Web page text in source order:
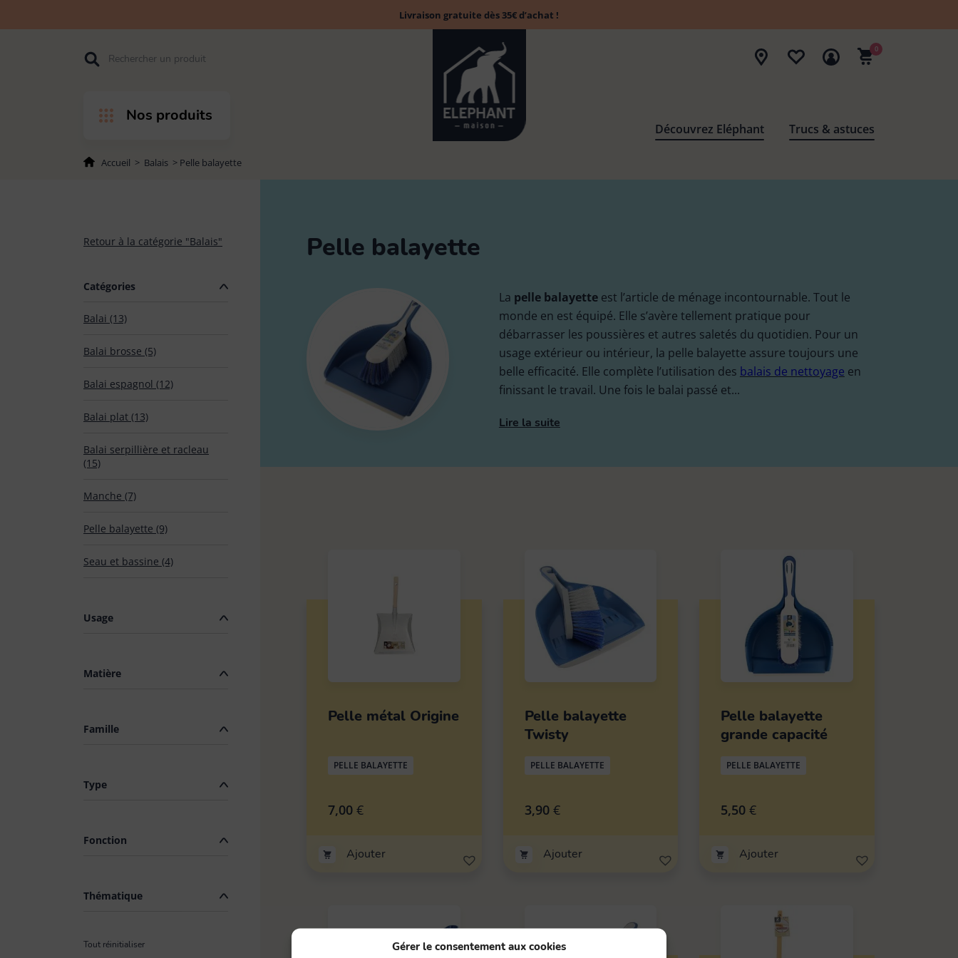
Gérer le consentement aux cookies
0
Rechercher
Nos produits
Balai espagnol 12 Balai plat 13
Balai serpillière et
Brosse vêtement &
textile
Brosse WC
Spécifiques
Chiffon microfibre & lavette
Chiffon poussière 6
salle de bain
Lavette vitre / inox 5
Eponge
parfumés
1 Cintres
Pinces à linge &
accessoires
13
Raclette vitres & surfaces
carrelées
protection
6 Tapis paillasson
Découvrez Eléphant Trucs & astuces
Accueil > Balais > Pelle balayette
Pelle balayette
La pelle balayetteest l’article de ménage incontournable. Tout le
monde en est équipé. Elle s’avère tellement pratique pour
débarrasser les poussières et autres saletés du quotidien. Pour un
usage extérieur ou intérieur, la pelle balayette assure toujours une
belle efficacité. Elle complète l’utilisation des balais de nettoyage en
finissant le travail. Une fois le balai passé et...
Lire la suite
Pelle métal Origine
PELLE BALAYETTE
7,00 €
Ajouter
Pelle balayette
Twisty
PELLE BALAYETTE
3,90 €
Ajouter
Pelle balayette
grande capacité
PELLE BALAYETTE
5,50€
Ajouter
Retour à la catégorie "Balais"
Catégories
Balai (13)
Balai brosse (5)
Balai espagnol (12)
Balai plat (13)
Balai serpillière et racleau
(15)
Manche (7)
Pelle balayette (9)
Seau et bassine (4)
Usage
Matière
Famille
Type
Fonction
Thématique
Tout réinitialiser
Livraison gratuite dès 35€ d’achat !